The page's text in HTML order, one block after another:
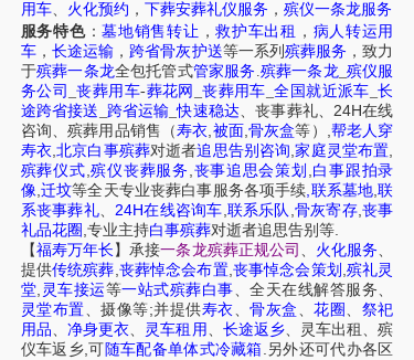
用车、 火化预约 ， 下葬安葬礼仪服务 ， 殡仪一条龙服务
服务特色：墓地销售转让 ，救护车出租 ， 病人转运用
车， 长途运输 ，跨省骨灰护送等一系列 殡葬服务 ，致力
于殡葬一条龙全包托管式管家服务 .殡葬一条龙_ 殡仪服
务公司
_丧葬用车-葬花网 丧葬用车 全国就近派车 长
途跨省接送 跨省运输 _快速稳达、丧事葬礼、 24H在线
咨询、殡葬用品销售 （寿衣 被面, 骨灰盒等）
帮老人穿
寿衣 ,北京白事殡葬对逝者追思告别咨询 ,家庭灵堂布置
殡葬仪式 殡仪丧葬服务 丧事追思会策划 白事跟拍录
像 迁坟等全天专业丧葬白事服务各项手续 联系墓地 ,联
系丧事葬礼、24H在线咨询车 联系乐队 骨灰寄存, 丧事
礼品花圈 专业主持白事殡葬对逝者追思告别等.
【福寿万年长 】承接一条龙殡葬正规公司 、 火化服务、
提供传统殡葬 丧葬悼念会布置, 丧事悼念会策划 殡礼灵
堂 灵车接运等一站式殡葬白事、全天在线解答服务、
灵堂布置、摄像等;并提供寿衣、骨灰盒 、花圈 、 祭祀
用品、 净身更衣、 灵车租用 、 长途返乡、 灵车出租 、殡
仪车返乡 可 随车配备单体式冷藏箱 另外还可代办各区